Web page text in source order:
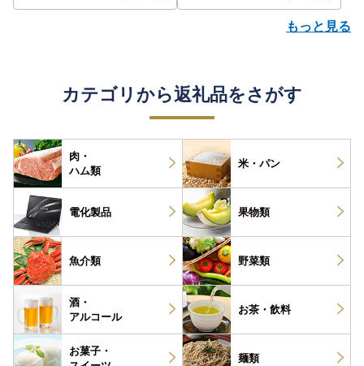
もっと見る
カテゴリから返礼品をさがす
肉・
ハム類
米・パン
電化製品 果物類
魚介類 野菜類
酒・
アルコール
お茶・ 飲料
お菓子・
麺類